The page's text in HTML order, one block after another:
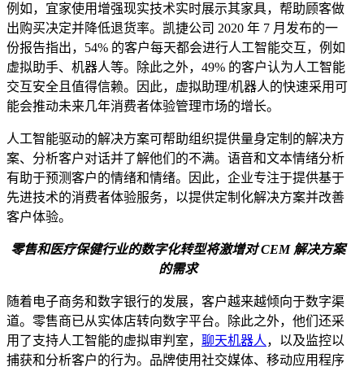
例如，宜家使用增强现实技术实时展示其家具，帮助顾客做
出购买决定并降低退货率。凯捷公司 2020 年 7 月发布的一
份报告指出，54% 的客户每天都会进行人工智能交互，例如
虚拟助手、机器人等。除此之外，49% 的客户认为人工智能
交互安全且值得信赖。因此，虚拟助理/机器人的快速采用可
能会推动未来几年消费者体验管理市场的增长。
人工智能驱动的解决方案可帮助组织提供量身定制的解决方
案、分析客户对话并了解他们的不满。语音和文本情绪分析
有助于预测客户的情绪和情绪。因此，企业专注于提供基于
先进技术的消费者体验服务，以提供定制化解决方案并改善
客户体验。
零售和医疗保健行业的数字化转型将激增对 CEM 解决方案
的需求
随着电子商务和数字银行的发展，客户越来越倾向于数字渠
道。零售商已从实体店转向数字平台。除此之外，他们还采
用了支持人工智能的虚拟审判室， 聊天机器人 ，以及监控以
捕获和分析客户的行为。品牌使用社交媒体、移动应用程序